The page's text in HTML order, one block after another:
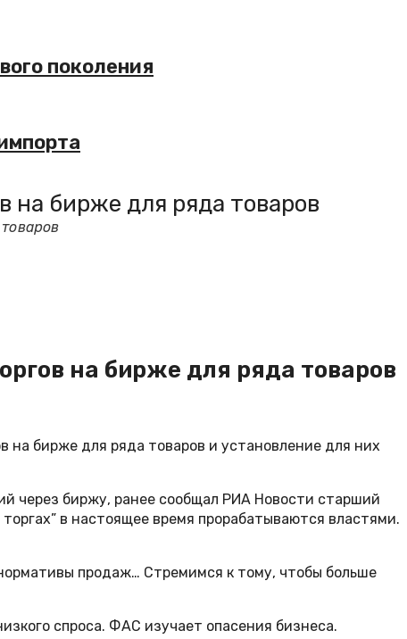
поколения
на бирже для ряда товаров
на бирже для ряда товаров
бирже для ряда товаров и установление для них
через биржу, ранее сообщал РИА Новости старший
в настоящее время прорабатываются властями.
продаж… Стремимся к тому, чтобы больше
спроса. ФАС изучает опасения бизнеса.